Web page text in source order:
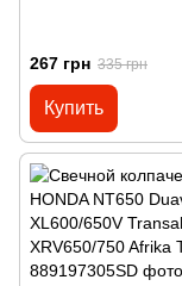
267 грн 335 грн
Купить